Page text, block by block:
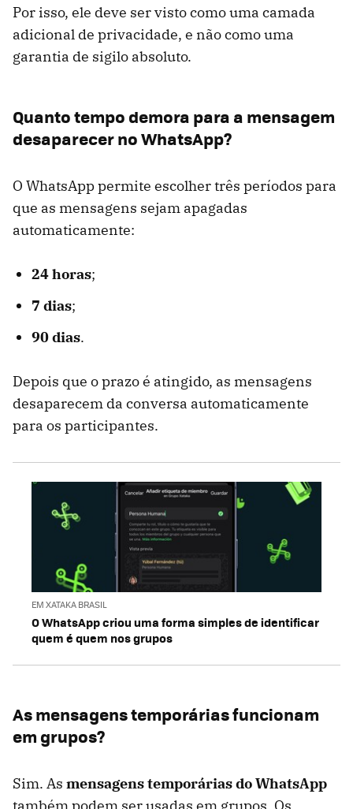
Por isso, ele deve ser visto como uma camada
adicional de privacidade, e não como uma
garantia de sigilo absoluto.
Quanto tempo demora para a mensagem
desaparecer no WhatsApp?
O WhatsApp permite escolher três períodos para
que as mensagens sejam apagadas
automaticamente:
24 horas;
7 dias;
90 dias.
Depois que o prazo é atingido, as mensagens
desaparecem da conversa automaticamente
para os participantes.
EM XATAKA BRASIL
O WhatsApp criou uma forma simples de identificar
quem é quem nos grupos
As mensagens temporárias funcionam
em grupos?
Sim. As mensagens temporárias do WhatsApp